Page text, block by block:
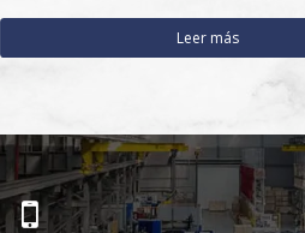
Leer más